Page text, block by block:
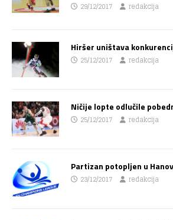
29/12/2017 redakcija
Hiršer uništava
25/12/2017 redakcija
Ničije lopte odlučile
25/12/2017 redakcija
Partizan potopljen u
23/12/2017 redakcija